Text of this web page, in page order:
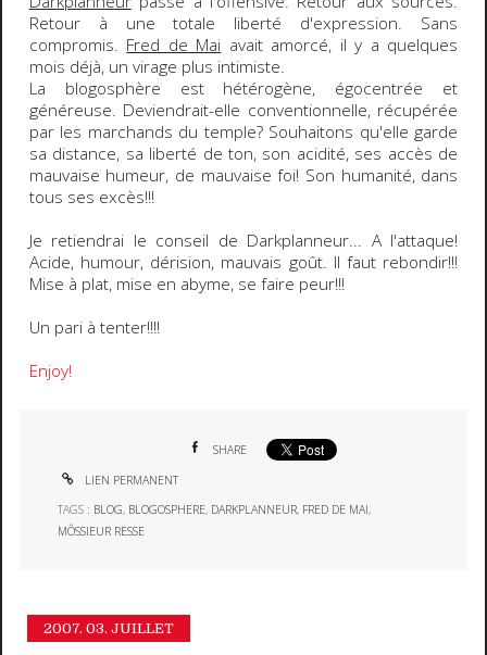
Retour à une totale liberté d'expression. Sans
compromis. Fred de Mai avait amorcé, il y a quelques
mois déjà, un virage plus intimiste.
La blogosphère est hétérogène, égocentrée et
généreuse. Deviendrait-elle conventionnelle, récupérée
par les marchands du temple? Souhaitons qu'elle garde
sa distance, sa liberté de ton, son acidité, ses accès de
mauvaise humeur, de mauvaise foi! Son humanité, dans
tous ses excès!!!
Je retiendrai le conseil de Darkplanneur... A l'attaque!
Acide, humour, dérision, mauvais goût. Il faut rebondir!!!
Mise à plat, mise en abyme, se faire peur!!!
Un pari à tenter!!!!
Enjoy!
SHARE
LIEN PERMANENT
TAGS : BLOG, BLOGOSPHERE, DARKPLANNEUR, FRED DE MAI,
MÔSSIEUR RESSE
2007. 03. JUILLET